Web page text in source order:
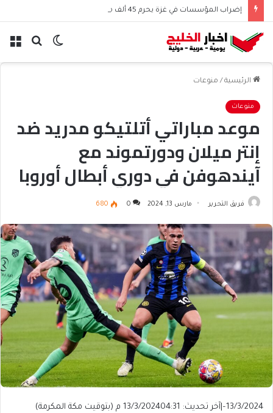
إضراب المؤسسات في غزة يحرم 45 ألف موظف من الرواتب
بحث الوضع
الرئيسية / منوعات
منوعات
موعد مباراتي أتلتيكو مدريد ضد
إنتر ميلان ودورتموند مع
آيندهوفن في دوري أبطال أوروبا
والقنوات الناقلة
فريق التحرير مارس 13, 2024 0
680
13/3/2024
– آخر تحديث: 13/3/2024 04:31 م (بتوقيت مكة المكرمة)